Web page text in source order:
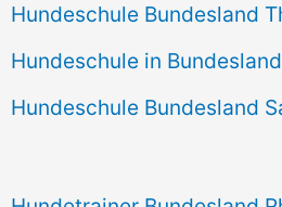
Hundeschule Bundesland
Hundeschule in
Hundeschule Bundesland